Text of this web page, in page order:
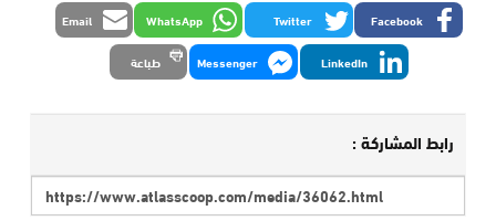
Facebook
Twitter
WhatsApp
Email
LinkedIn
Messenger طباعة
رابط المشاركة :